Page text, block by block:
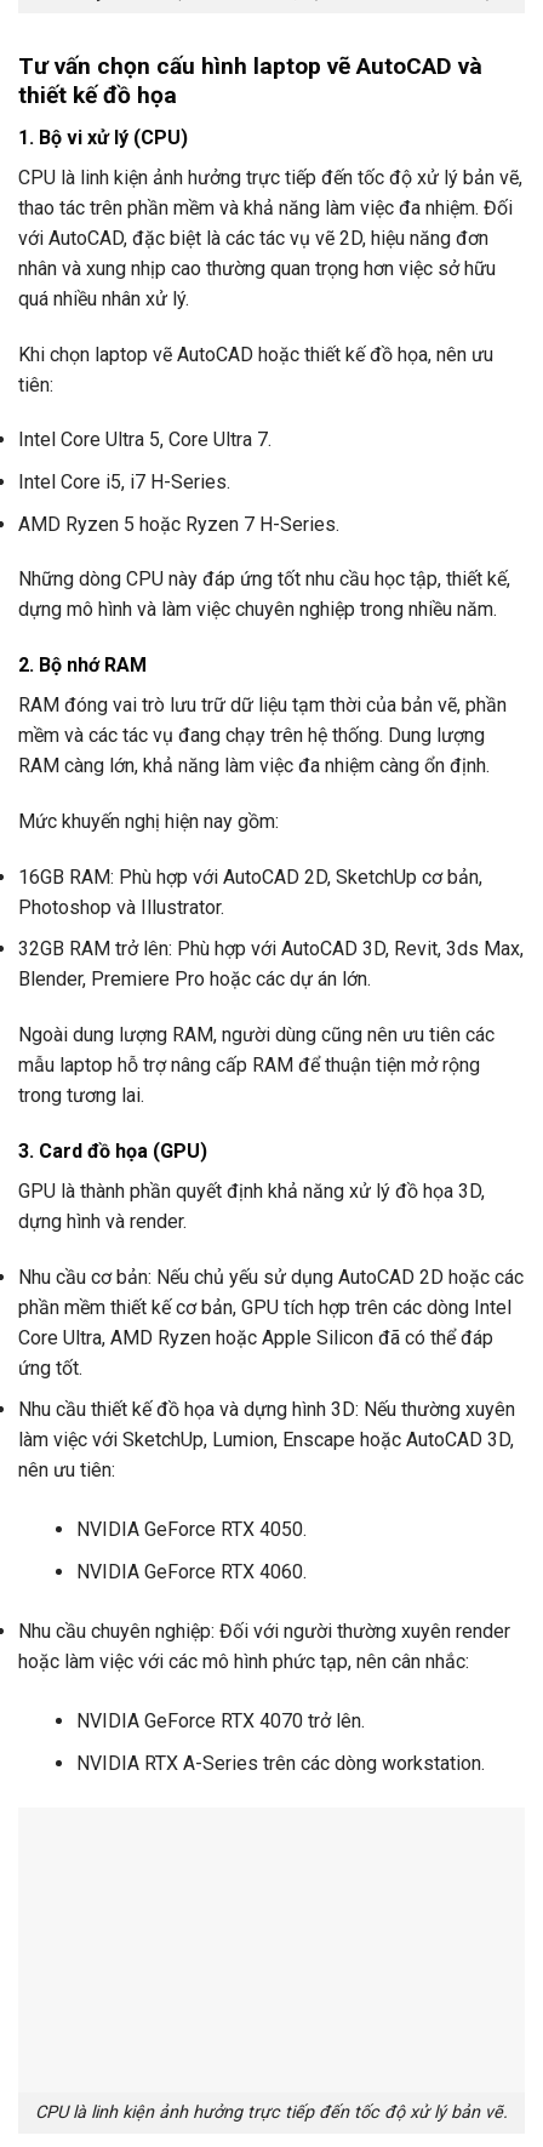
Tư vấn chọn cấu hình laptop vẽ AutoCAD và
thiết kế đồ họa
1. Bộ vi xử lý (CPU)
CPU là linh kiện ảnh hưởng trực tiếp đến tốc độ xử lý bản vẽ,
thao tác trên phần mềm và khả năng làm việc đa nhiệm. Đối
với AutoCAD, đặc biệt là các tác vụ vẽ 2D, hiệu năng đơn
nhân và xung nhịp cao thường quan trọng hơn việc sở hữu
quá nhiều nhân xử lý.
Khi chọn laptop vẽ AutoCAD hoặc thiết kế đồ họa, nên ưu
tiên:
Intel Core Ultra 5, Core Ultra 7.
Intel Core i5, i7 H-Series.
AMD Ryzen 5 hoặc Ryzen 7 H-Series.
Những dòng CPU này đáp ứng tốt nhu cầu học tập, thiết kế,
dựng mô hình và làm việc chuyên nghiệp trong nhiều năm.
2. Bộ nhớ RAM
RAM đóng vai trò lưu trữ dữ liệu tạm thời của bản vẽ, phần
mềm và các tác vụ đang chạy trên hệ thống. Dung lượng
RAM càng lớn, khả năng làm việc đa nhiệm càng ổn định.
Mức khuyến nghị hiện nay gồm:
16GB RAM: Phù hợp với AutoCAD 2D, SketchUp cơ bản,
Photoshop và Illustrator.
32GB RAM trở lên: Phù hợp với AutoCAD 3D, Revit, 3ds Max,
Blender, Premiere Pro hoặc các dự án lớn.
Ngoài dung lượng RAM, người dùng cũng nên ưu tiên các
mẫu laptop hỗ trợ nâng cấp RAM để thuận tiện mở rộng
trong tương lai.
3. Card đồ họa (GPU)
GPU là thành phần quyết định khả năng xử lý đồ họa 3D,
dựng hình và render.
Nhu cầu cơ bản: Nếu chủ yếu sử dụng AutoCAD 2D hoặc các
phần mềm thiết kế cơ bản, GPU tích hợp trên các dòng Intel
Core Ultra, AMD Ryzen hoặc Apple Silicon đã có thể đáp
ứng tốt.
Nhu cầu thiết kế đồ họa và dựng hình 3D: Nếu thường xuyên
làm việc với SketchUp, Lumion, Enscape hoặc AutoCAD 3D,
nên ưu tiên:
NVIDIA GeForce RTX 4050.
NVIDIA GeForce RTX 4060.
Nhu cầu chuyên nghiệp: Đối với người thường xuyên render
hoặc làm việc với các mô hình phức tạp, nên cân nhắc:
NVIDIA GeForce RTX 4070 trở lên.
NVIDIA RTX A-Series trên các dòng workstation.
CPU là linh kiện ảnh hưởng trực tiếp đến tốc độ xử lý bản vẽ.